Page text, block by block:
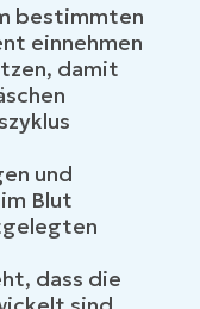
bestimmten
einnehmen
damit
und
Blut
dass die